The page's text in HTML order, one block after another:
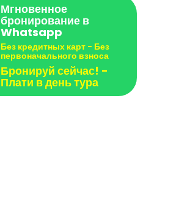
Мгновенное
бронирование в
Whatsapp
Без кредитных карт - Без
первоначального взноса
Бронируй сейчас! -
Плати в день тура